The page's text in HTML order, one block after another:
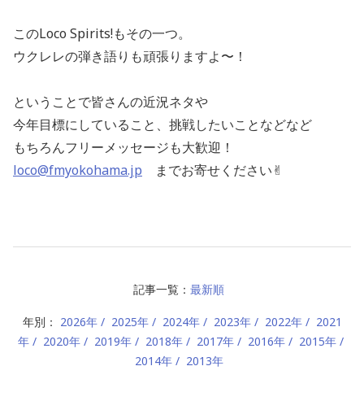
このLoco Spirits!もその一つ。
ウクレレの弾き語りも頑張りますよ〜！
ということで皆さんの近況ネタや
今年目標にしていること、挑戦したいことなどなど
もちろんフリーメッセージも大歓迎！
loco@fmyokohama.jp までお寄せください✌︎
記事一覧： 最新順
年別： 2026年 2025年 2024年 2023年 2022年
2021
年
2020年 2019年 2018年 2017年 2016年
2015年
2014年
2013年